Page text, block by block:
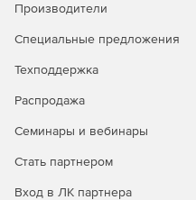
Производители
Специальные предложения
Техподдержка
Распродажа
Семинары и вебинары
Стать партнером
Вход в ЛК партнера